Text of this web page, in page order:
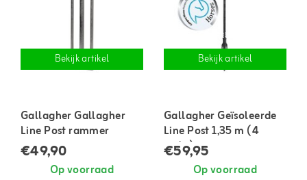
Bekijk artikel
Gallagher Gallagher
Line Post rammer
€49,90
Op voorraad
Bekijk artikel
Gallagher Geïsoleerde
Line Post 1,35 m (4
stuks)
€59,95
Op voorraad